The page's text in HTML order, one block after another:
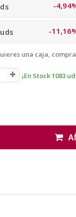
-
-
una caja,
¡En Stock 1083